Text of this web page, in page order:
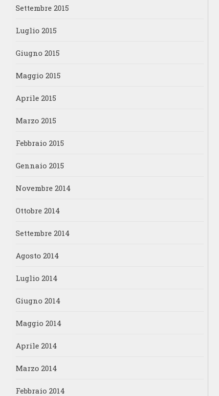
Settembre 2015
Luglio 2015
Giugno 2015
Maggio 2015
Aprile 2015
Marzo 2015
Febbraio 2015
Gennaio 2015
Novembre 2014
Ottobre 2014
Settembre 2014
Agosto 2014
Luglio 2014
Giugno 2014
Maggio 2014
Aprile 2014
Marzo 2014
Febbraio 2014